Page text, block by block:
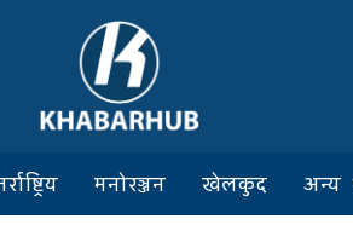
मनोरञ्जन खेलकुद अन्य